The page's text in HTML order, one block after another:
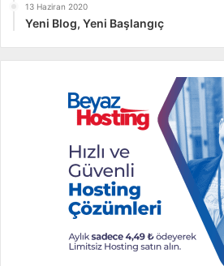
13 Haziran 2020
Yeni Blog, Yeni Başlangıç